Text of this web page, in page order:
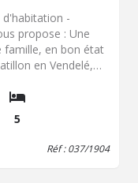
d'habitation -
propose : Une
famille, en bon état
en Vendelé,
-Au rez-de-
d'environ 40
salle à manger,
: un grenier
5
Réf : 037/1904